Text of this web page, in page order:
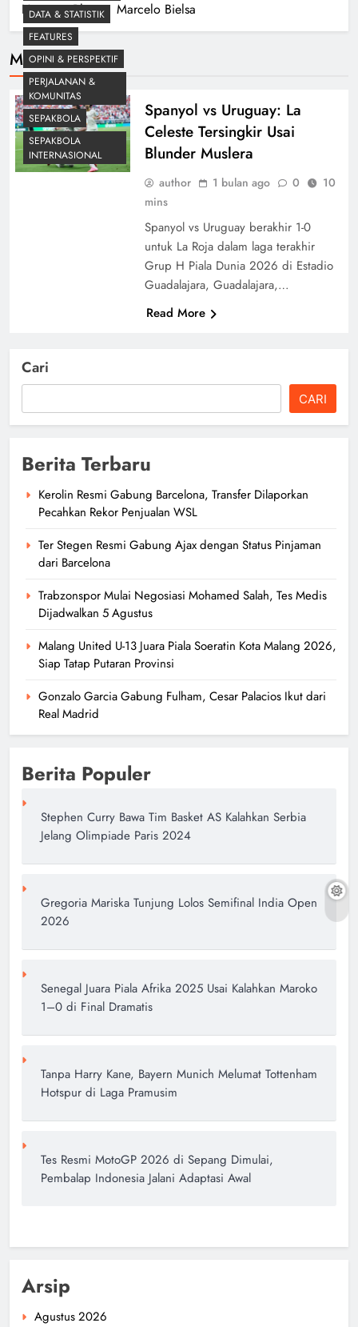
Home Blog Marcelo Bielsa
Marcelo Bielsa
DATA & STATISTIK
FEATURES
OPINI & PERSPEKTIF
PERJALANAN &
KOMUNITAS
SEPAKBOLA
SEPAKBOLA
INTERNASIONAL
Spanyol vs Uruguay: La
Celeste Tersingkir Usai
Blunder Muslera
author 1 bulan ago 0
10
mins
Spanyol vs Uruguay berakhir 1-0
untuk La Roja dalam laga terakhir
Grup H Piala Dunia 2026 di Estadio
Guadalajara, Guadalajara,…
Read More
Cari
CARI
Berita Terbaru
Kerolin Resmi Gabung Barcelona, Transfer Dilaporkan
Pecahkan Rekor Penjualan WSL
Ter Stegen Resmi Gabung Ajax dengan Status Pinjaman
dari Barcelona
Trabzonspor Mulai Negosiasi Mohamed Salah, Tes Medis
Dijadwalkan 5 Agustus
Malang United U-13 Juara Piala Soeratin Kota Malang 2026,
Siap Tatap Putaran Provinsi
Gonzalo Garcia Gabung Fulham, Cesar Palacios Ikut dari
Real Madrid
Berita Populer
Stephen Curry Bawa Tim Basket AS Kalahkan Serbia
Jelang Olimpiade Paris 2024
Gregoria Mariska Tunjung Lolos Semifinal India Open
2026
Senegal Juara Piala Afrika 2025 Usai Kalahkan Maroko
1–0 di Final Dramatis
Tanpa Harry Kane, Bayern Munich Melumat Tottenham
Hotspur di Laga Pramusim
Tes Resmi MotoGP 2026 di Sepang Dimulai,
Pembalap Indonesia Jalani Adaptasi Awal
Arsip
Agustus 2026